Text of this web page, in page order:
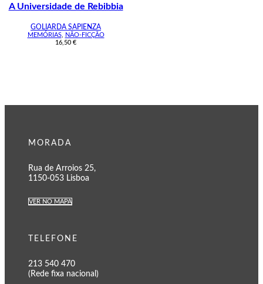
A Universidade de Rebibbia
GOLIARDA SAPIENZA
MEMÓRIAS,
NÃO-FICÇÃO
16,50 €
MORADA
Rua de Arroios 25,
1150-053 Lisboa
VER NO MAPA
TELEFONE
213 540 470
(Rede fixa nacional)